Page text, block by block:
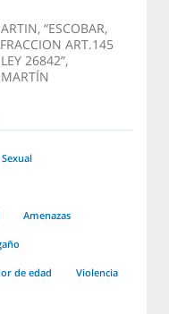
“ESCOBAR,
ART.145
26842”,
Amenazas
de edad Violencia